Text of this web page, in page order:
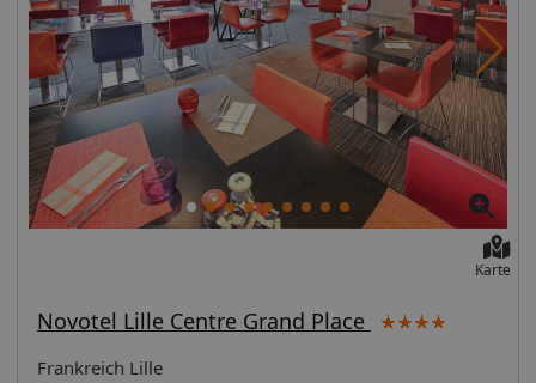
Karte
Novotel Lille Centre Grand Place
Frankreich Lille